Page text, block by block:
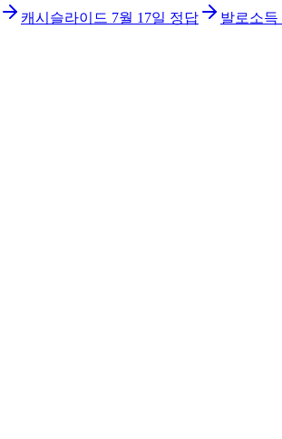
캐시슬라이드 7월 17일 정답 발로소득